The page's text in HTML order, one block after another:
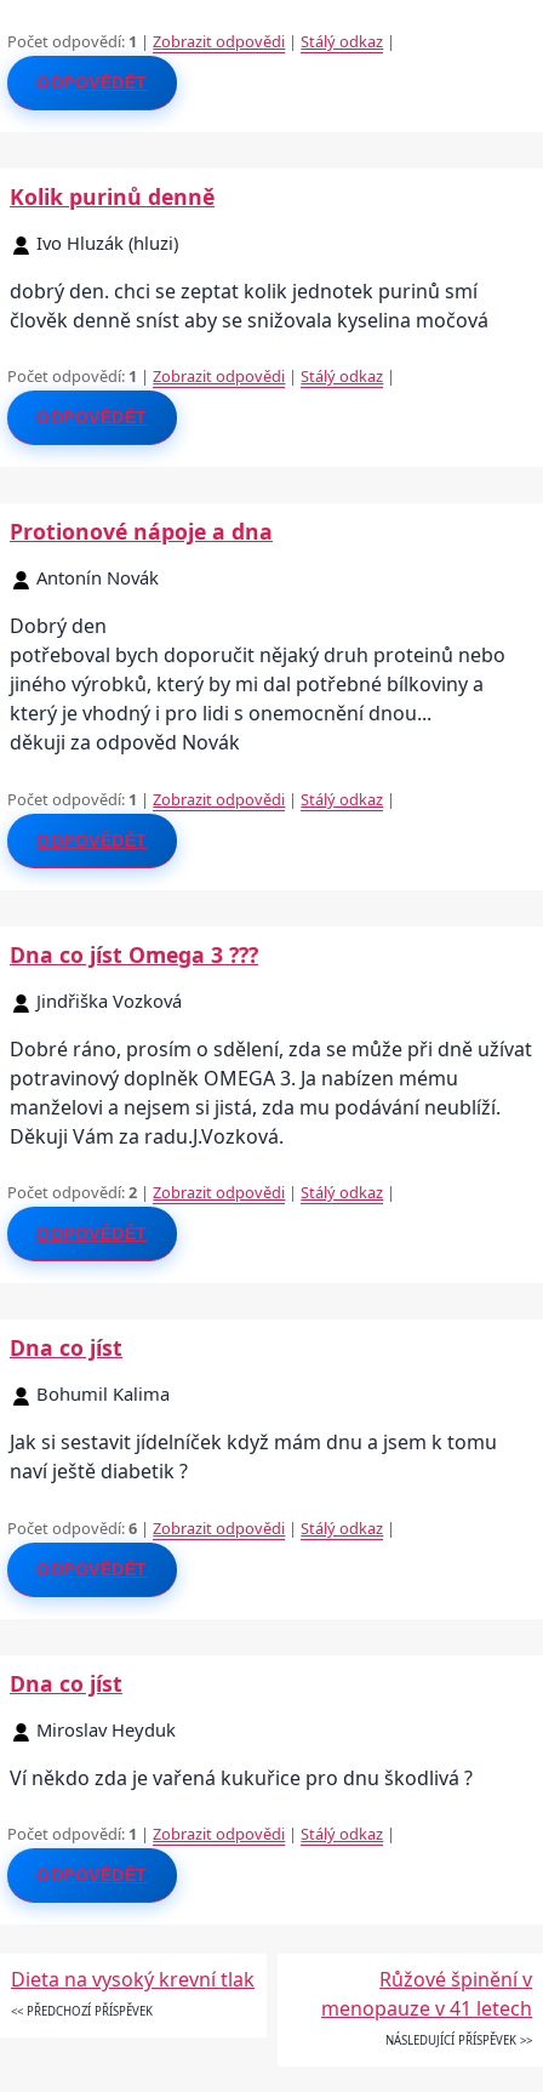
Počet odpovědí: 1 |Zobrazit odpovědi |Stálý odkaz |
ODPOVĚDĚT
Kolik purinů denně
Ivo Hluzák (hluzi)
dobrý den. chci se zeptat kolik jednotek purinů smí
člověk denně sníst aby se snižovala kyselina močová
Počet odpovědí: 1 |Zobrazit odpovědi |Stálý odkaz |
ODPOVĚDĚT
Protionové nápoje a dna
Antonín Novák
Dobrý den
potřeboval bych doporučit nějaký druh proteinů nebo
jiného výrobků, který by mi dal potřebné bílkoviny a
který je vhodný i pro lidi s onemocnění dnou...
děkuji za odpověd Novák
Počet odpovědí: 1 |Zobrazit odpovědi |Stálý odkaz |
ODPOVĚDĚT
Dna co jíst Omega 3 ???
Jindřiška Vozková
Dobré ráno, prosím o sdělení, zda se může při dně užívat
potravinový doplněk OMEGA 3. Ja nabízen mému
manželovi a nejsem si jistá, zda mu podávání neublíží.
Děkuji Vám za radu.J.Vozková.
Počet odpovědí:2 |Zobrazit odpovědi |Stálý odkaz |
ODPOVĚDĚT
Dna co jíst
Bohumil Kalima
Jak si sestavit jídelníček když mám dnu a jsem k tomu
naví ještě diabetik ?
Počet odpovědí:6 |Zobrazit odpovědi |Stálý odkaz |
ODPOVĚDĚT
Dna co jíst
Miroslav Heyduk
Ví někdo zda je vařená kukuřice pro dnu škodlivá ?
Počet odpovědí: 1 |Zobrazit odpovědi |Stálý odkaz |
ODPOVĚDĚT
Dieta na vysoký krevní tlak
<< PŘEDCHOZÍ PŘÍSPĚVEK
Růžové špinění v
menopauze v 41 letech
NÁSLEDUJÍCÍ PŘÍSPĚVEK >>